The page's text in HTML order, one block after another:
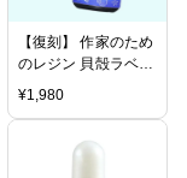
【復刻】 作家のため
のレジン 貝殻ラベル
100g
¥1,980